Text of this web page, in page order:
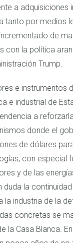
a adquisiciones
tanto por medios
de
con la política
Trump.
e instrumentos
e industrial de
a
donde el
de dólares
con especial
y de las
duda la
la industria de la
concretas se
la Casa Blanca.